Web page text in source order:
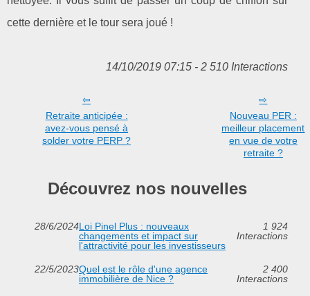
cette dernière et le tour sera joué !
14/10/2019 07:15 - 2 510 Interactions
Retraite anticipée :
avez-vous pensé à
solder votre PERP ?
Nouveau PER :
meilleur placement
en vue de votre
retraite ?
Découvrez nos nouvelles
28/6/2024Loi Pinel Plus : nouveaux
changements et impact sur
l'attractivité pour les investisseurs
1 924
Interactions
22/5/2023Quel est le rôle d'une agence
immobilière de Nice ?
2 400
Interactions